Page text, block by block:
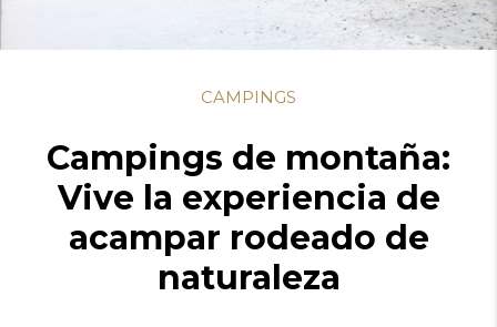
CAMPINGS
Campings de montaña:
Vive la experiencia de
acampar rodeado de
naturaleza